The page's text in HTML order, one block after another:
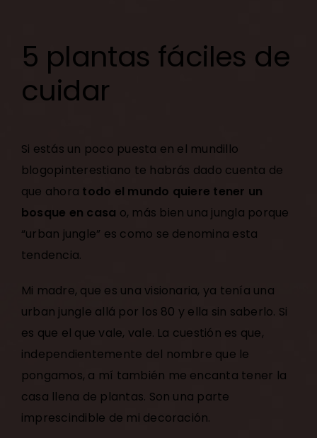
5 plantas fáciles de
cuidar
Si estás un poco puesta en el mundillo
blogopinterestiano te habrás dado cuenta de
que ahora todo el mundo quiere tener un
bosque en casa o, más bien una jungla porque
“urban jungle” es como se denomina esta
tendencia.
Mi madre, que es una visionaria, ya tenía una
urban jungle allá por los 80 y ella sin saberlo. Si
es que el que vale, vale. La cuestión es que,
independientemente del nombre que le
pongamos, a mí también me encanta tener la
casa llena de plantas. Son una parte
imprescindible de mi decoración.